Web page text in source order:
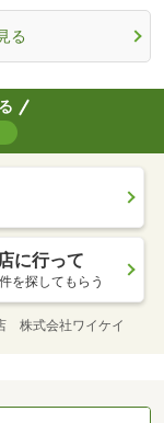
る
に行って
を探してもらう
株式会社ワイケイ